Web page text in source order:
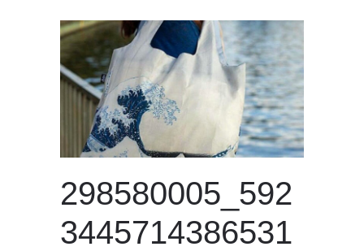
298580005_592
3445714386531